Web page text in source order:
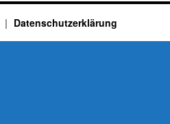
Datenschutzerklärung